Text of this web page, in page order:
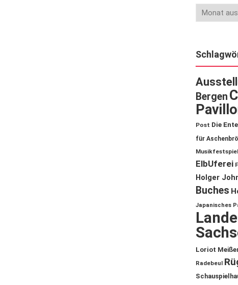
Bergen
Post Die
für
ElbUferei
Holger
Buches
Japanisches
Loriot
Radebeul